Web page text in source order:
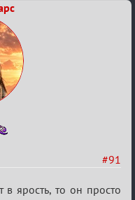
#91
в ярость, то он просто